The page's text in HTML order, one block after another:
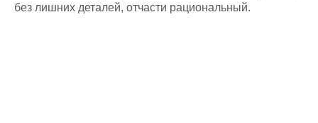
без лишних деталей, отчасти рациональный.